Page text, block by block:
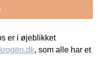
er i øjeblikket
, som alle har et